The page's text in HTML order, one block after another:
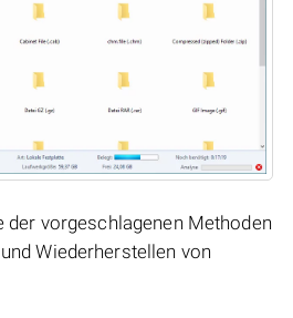
der vorgeschlagenen Methoden
Wiederherstellen von